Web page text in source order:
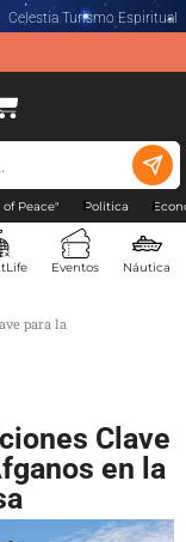
Celestia Turismo Espiritual
Peace" Politica
Eventos Náutica
para la
Clave
en la